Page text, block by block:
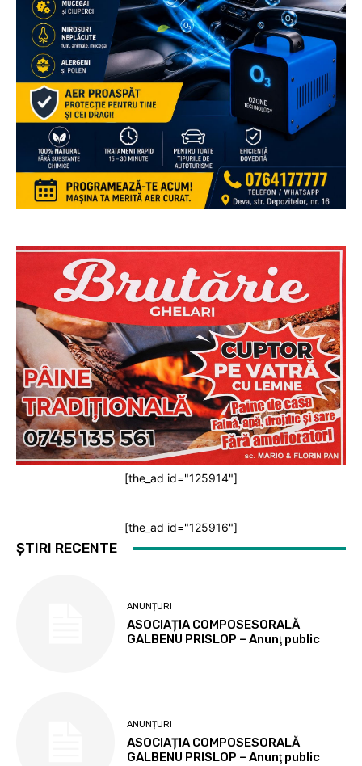
[the_ad id="125914"]
[the_ad id="125916"]
ȘTIRI RECENTE
ANUNȚURI
ASOCIAȚIA COMPOSESORALĂ
GALBENU PRISLOP – Anunţ public
ANUNȚURI
ASOCIAȚIA COMPOSESORALĂ
GALBENU PRISLOP – Anunţ public